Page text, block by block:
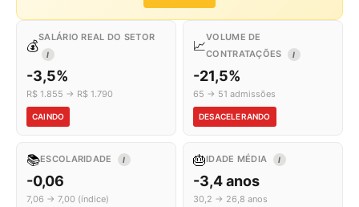
💰
SALÁRIO REAL DO SETOR
I
-3,5%
R$ 1.855 → R$ 1.790
CAINDO
📈
VOLUME DE
CONTRATAÇÕES
I
-21,5%
65 → 51 admissões
DESACELERANDO
📚ESCOLARIDADE I
-0,06
7,06 → 7,00 (índice)
🎂IDADE MÉDIA I
-3,4 anos
30,2 → 26,8 anos